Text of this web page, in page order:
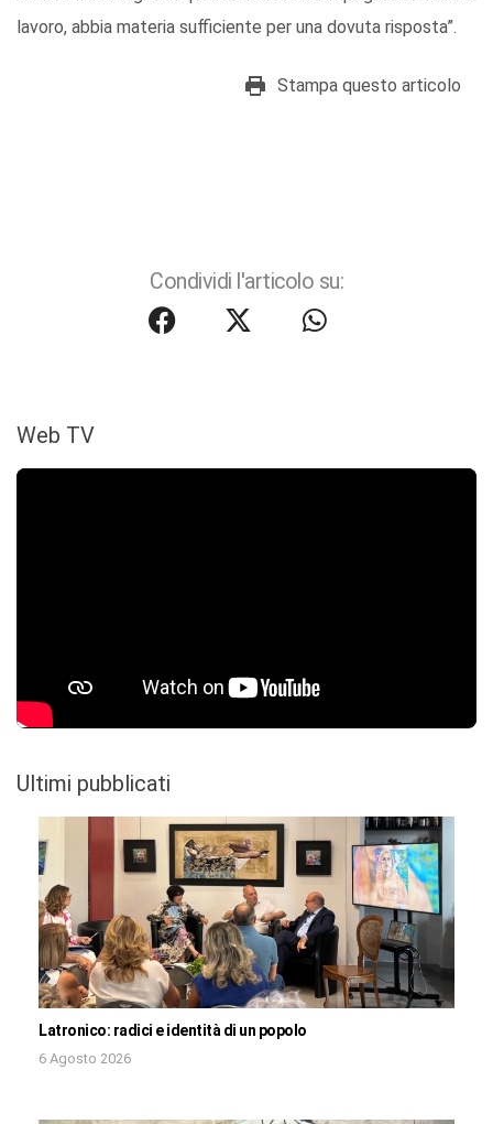
lavoro, abbia materia sufficiente per una dovuta risposta”.
Stampa questo articolo
Condividi l'articolo su:
Web TV
Ultimi pubblicati
Latronico: radici e identità di un popolo
6 Agosto 2026